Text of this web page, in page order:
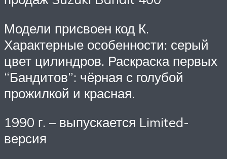
Модели присвоен код К.
Характерные особенности: серый
цвет цилиндров. Раскраска первых
“Бандитов”: чёрная с голубой
прожилкой и красная.
1990 г. – выпускается Limited-
версия